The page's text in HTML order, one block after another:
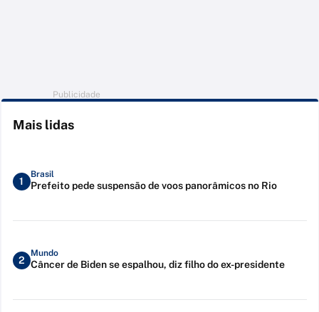
Publicidade
Mais lidas
1
Brasil
Prefeito pede suspensão de voos panorâmicos no Rio
2
Mundo
Câncer de Biden se espalhou, diz filho do ex-presidente